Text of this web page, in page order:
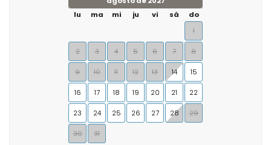
lu
ma mi ju vi sá
do
1
2 3 4 5 6 7 8
9 10 11 12 13 14 15
16 17 18 19 20 21 22
23 24 25 26 27 28 29
30 31